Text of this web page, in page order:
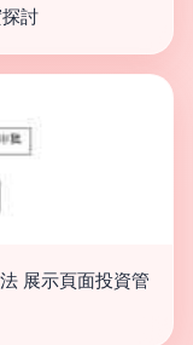
討
展示頁面投資管